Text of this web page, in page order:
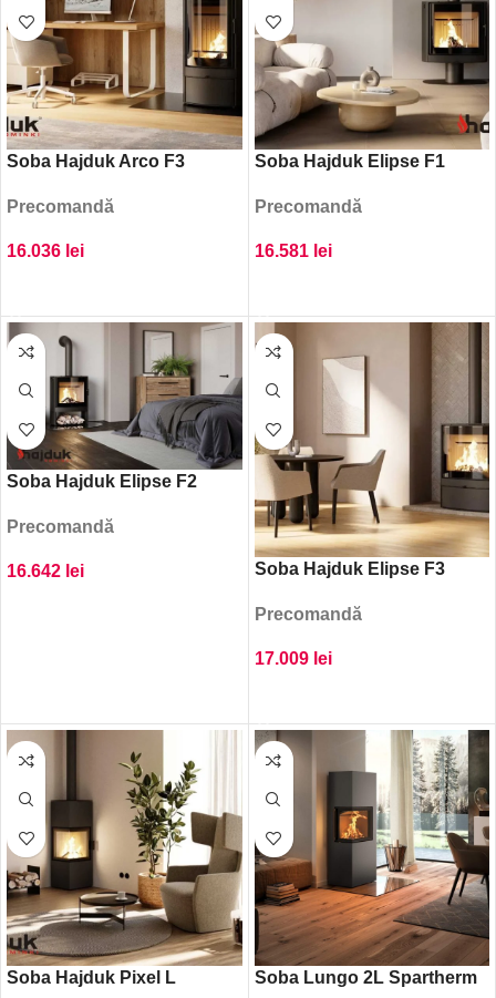
Soba Hajduk Arco F3
Precomandă
16.036 lei
Soba Hajduk Elipse F1
Precomandă
16.581 lei
Soba Hajduk Elipse F2
Precomandă
16.642 lei Soba Hajduk Elipse F3
Precomandă
17.009 lei
Soba Hajduk Pixel L Soba Lungo 2L Spartherm